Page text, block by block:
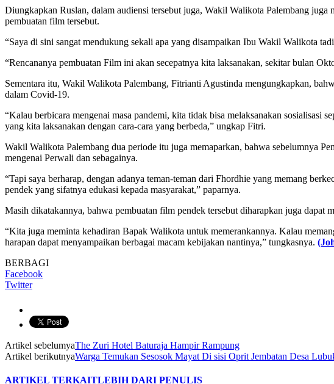
Diungkapkan Ruslan, dalam audiensi tersebut juga, Wakil Walikota Palembang
pembuatan film tersebut.
“Saya di sini sangat mendukung sekali apa yang disampaikan Ibu Wakil Walikota
“Rencananya pembuatan Film ini akan secepatnya kita laksanakan, sekitar bulan
Sementara itu, Wakil Walikota Palembang, Fitrianti Agustinda mengungkapkan,
dalam Covid-19.
“Kalau berbicara mengenai masa pandemi, kita tidak bisa melaksanakan sosialisasi
yang kita laksanakan dengan cara-cara yang berbeda,” ungkap Fitri.
Wakil Walikota Palembang dua periode itu juga memaparkan, bahwa sebelumnya
mengenai Perwali dan sebagainya.
“Tapi saya berharap, dengan adanya teman-teman dari Fhordhie yang memang
pendek yang sifatnya edukasi kepada masyarakat,” paparnya.
Masih dikatakannya, bahwa pembuatan film pendek tersebut diharapkan juga
“Kita juga meminta kehadiran Bapak Walikota untuk memerankannya. Kalau
harapan dapat menyampaikan berbagai macam kebijakan nantinya,” tungkasnya.
BERBAGI
Facebook
Twitter
Artikel sebelumyaThe Zuri Hotel Baturaja Hampir Rampung
Artikel berikutnyaWarga Temukan Sesosok Mayat Di sisi Oprit Jembatan Desa
ARTIKEL TERKAITLEBIH DARI PENULIS